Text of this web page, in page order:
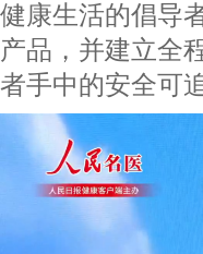
健康生活的倡导
产品，并建立全
者手中的安全可